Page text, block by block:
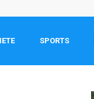
SPORTS